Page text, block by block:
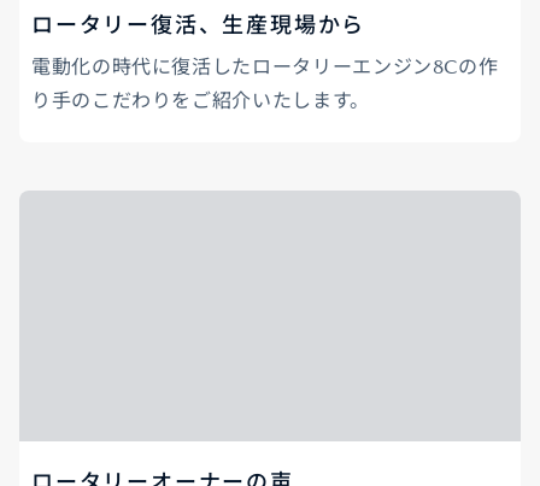
ロータリー復活、生産現場から
電動化の時代に復活したロータリーエンジン8Cの作
り手のこだわりをご紹介いたします。